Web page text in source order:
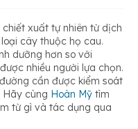
ruột
xuất tự nhiên từ dịch
cây thuộc họ cau.
dưỡng hơn so với
nhiều người lựa chọn.
cần được kiểm soát
Hãy cùng Hoàn Mỹ tìm
từ gì và tác dụng qua